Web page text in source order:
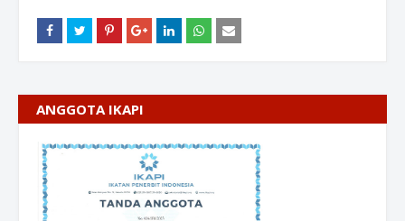
ANGGOTA IKAPI